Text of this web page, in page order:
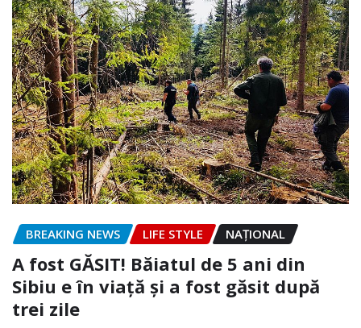
BREAKING NEWS LIFE STYLE NAŢIONAL
A fost GĂSIT! Băiatul de 5 ani din
Sibiu e în viață și a fost găsit după
trei zile